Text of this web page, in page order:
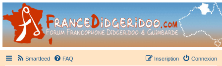
France Didgeridoo
Didgeridoo et Guimbarde sur France Didgeridoo - retrouvez la communauté.
Smartfeed FAQ Connexion
Inscription